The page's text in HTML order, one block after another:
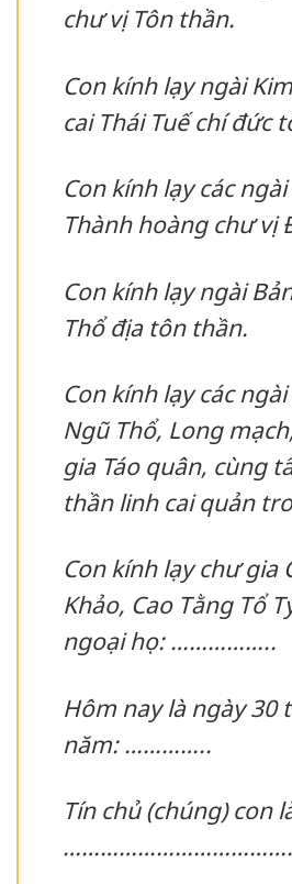
chư vị Tôn thần.
Con kính lạy ngài
cai Thái Tuế chí đức
Con kính lạy các
Thành hoàng chư vị
Con kính lạy ngài
Thổ địa tôn thần.
Con kính lạy các
Ngũ Thổ, Long
gia Táo quân, cùng
thần linh cai quản
Con kính lạy chư gia
Khảo, Cao Tằng Tổ
ngoại họ: ……………..
Hôm nay là ngày 30
năm: …………..
Tín chủ (chúng) con